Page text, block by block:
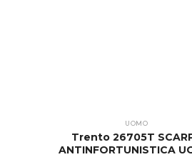
UOMO
Trento 26705T
ANTINFORTUNISTICA